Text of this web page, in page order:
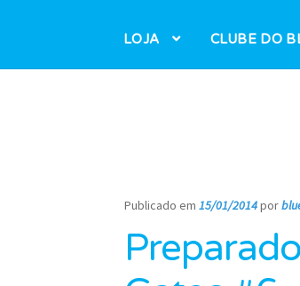
LOJA CLUBE DO
Publicado em15/01/2014por